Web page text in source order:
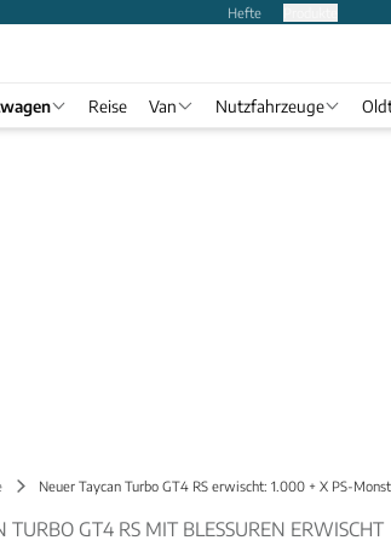
Hefte
Reise Van Nutzfahrzeuge
Neuer Taycan Turbo GT4 RS erwischt: 1.000 + X PS-
TURBO GT4 RS MIT BLESSUREN ERWISCHT